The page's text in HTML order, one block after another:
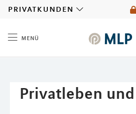
privatkunden
menü
Privatleben